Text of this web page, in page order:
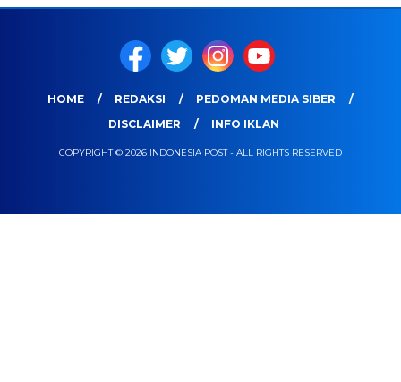
HOME REDAKSI
PEDOMAN MEDIA SIBER
DISCLAIMER
INFO IKLAN
COPYRIGHT © 2026 INDONESIA POST - ALL RIGHTS RESERVED